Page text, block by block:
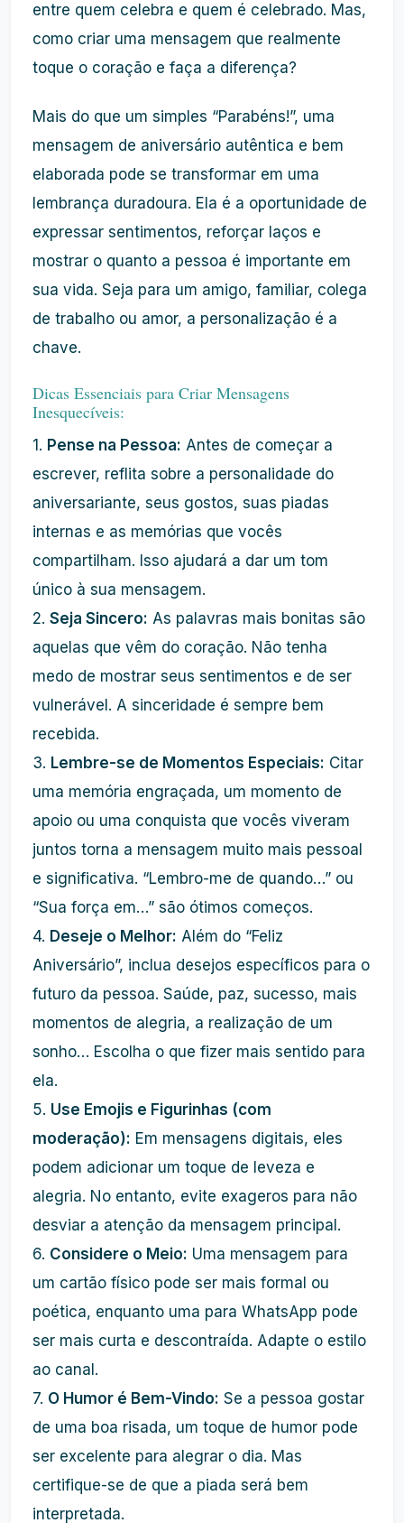
entre quem celebra e quem é celebrado. Mas,
como criar uma mensagem que realmente
toque o coração e faça a diferença?
Mais do que um simples “Parabéns!”, uma
mensagem de aniversário autêntica e bem
elaborada pode se transformar em uma
lembrança duradoura. Ela é a oportunidade de
expressar sentimentos, reforçar laços e
mostrar o quanto a pessoa é importante em
sua vida. Seja para um amigo, familiar, colega
de trabalho ou amor, a personalização é a
chave.
Dicas Essenciais para Criar Mensagens
Inesquecíveis:
1. Pense na Pessoa: Antes de começar a
escrever, reflita sobre a personalidade do
aniversariante, seus gostos, suas piadas
internas e as memórias que vocês
compartilham. Isso ajudará a dar um tom
único à sua mensagem.
2. Seja Sincero: As palavras mais bonitas são
aquelas que vêm do coração. Não tenha
medo de mostrar seus sentimentos e de ser
vulnerável. A sinceridade é sempre bem
recebida.
3. Lembre-se de Momentos Especiais: Citar
uma memória engraçada, um momento de
apoio ou uma conquista que vocês viveram
juntos torna a mensagem muito mais pessoal
e significativa. “Lembro-me de quando…” ou
“Sua força em…” são ótimos começos.
4. Deseje o Melhor: Além do “Feliz
Aniversário”, inclua desejos específicos para o
futuro da pessoa. Saúde, paz, sucesso, mais
momentos de alegria, a realização de um
sonho… Escolha o que fizer mais sentido para
ela.
5. Use Emojis e Figurinhas (com
moderação): Em mensagens digitais, eles
podem adicionar um toque de leveza e
alegria. No entanto, evite exageros para não
desviar a atenção da mensagem principal.
6. Considere o Meio: Uma mensagem para
um cartão físico pode ser mais formal ou
poética, enquanto uma para WhatsApp pode
ser mais curta e descontraída. Adapte o estilo
ao canal.
7. O Humor é Bem-Vindo: Se a pessoa gostar
de uma boa risada, um toque de humor pode
ser excelente para alegrar o dia. Mas
certifique-se de que a piada será bem
interpretada.